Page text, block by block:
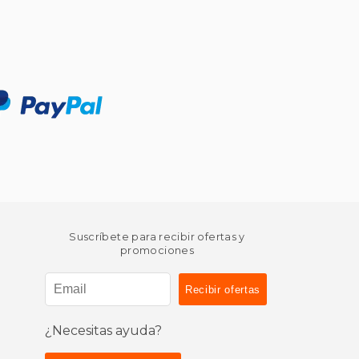
Suscríbete para recibir ofertas y
promociones
¿Necesitas ayuda?